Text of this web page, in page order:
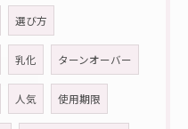
選び方
乳化 ターンオーバー
人気 使用期限